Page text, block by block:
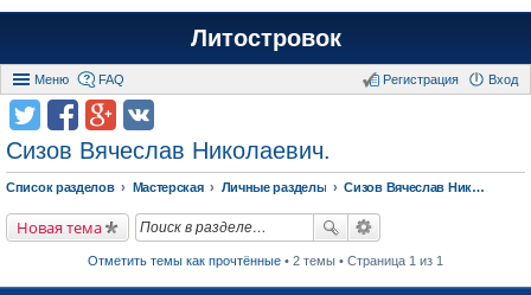
Литостровок
Меню FAQ Вход
Регистрация
Сизов Вячеслав Николаевич.
Список разделов Мастерская Личные разделы Сизов Вячеслав Николаевич.
Новая тема
Отметить темы как прочтённые • 2 темы • Страница 1 из 1